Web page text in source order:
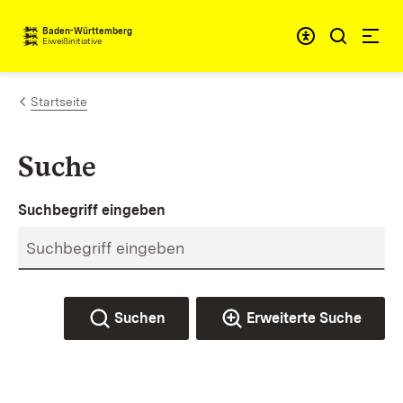
Zum Inhalt springen
Baden-Württemberg
Eiweißinitiative
Startseite
Suche
Suchbegriff eingeben
Suchen Erweiterte Suche